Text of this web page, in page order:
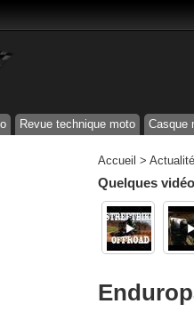
Revue technique moto Casque
Accueil >
Quelques